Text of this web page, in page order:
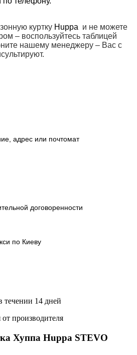
куртку Huppa и не можете
– воспользуйтесь таблицей
нашему менеджеру – Вас с
адрес или почтомат
договоренности
по Киеву
течении 14 дней
производителя
Хуппа Huppa STEVO